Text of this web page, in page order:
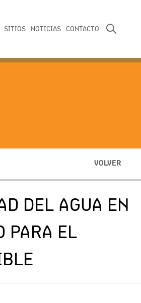
CONTACTO
NOTICIAS
SITIOS
VOLVER
DEL AGUA EN
PARA EL